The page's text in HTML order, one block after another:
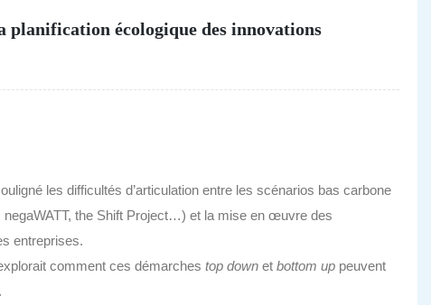
écologique des innovations
les difficultés d’articulation entre les scénarios bas carbone
the Shift Project…) et la mise en œuvre des
entreprises.
comment ces démarches top down et bottom up peuvent